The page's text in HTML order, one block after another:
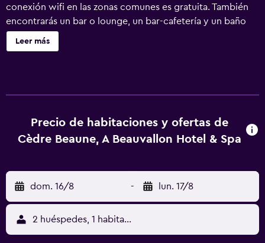
conexión wifi en las zonas comunes es gratuita. También
encontrarás un bar o lounge, un bar-cafetería y un baño
turco. Se ofrece servicio de cambio de toallas a petición.
Cèdre Beaune, A Beauvallon Hotel & Spa ofrece 40
pantalla plana de 200 cm con canales por satélite de
suscripción. Los baños están dotados de albornoces,
pueden navegar por la web gracias a nuestro acceso a
Internet wifi gratis. Entre las comodidades especialmente
pensadas para las personas en viaje de negocios se
incluyen oficinas, escritorio y teléfono. Las habitaciones
también incluyen caja fuerte y botella de agua gratuita. Es
Leer más
Precio de habitaciones y ofertas de
Cèdre Beaune, A Beauvallon Hotel & Spa
dom. 16/8 - lun. 17/8
2 huéspedes, 1 habitación